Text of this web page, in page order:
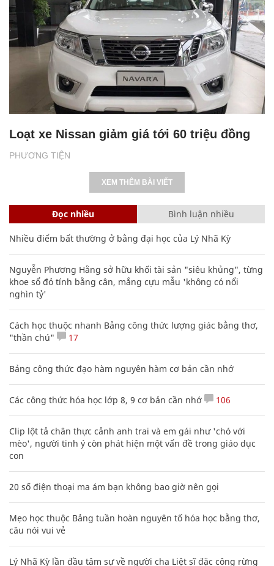
PHƯƠNG TIỆN
Loạt xe Nissan giảm giá tới 60 triệu đồng
XEM THÊM BÀI VIẾT
Đọc nhiều Bình luận nhiều
Nhiều điểm bất thường ở bằng đại học của Lý Nhã Kỳ
Nguyễn Phương Hằng sở hữu khối tài sản "siêu khủng", từng
khoe sổ đỏ tính bằng cân, mắng cựu mẫu 'không có nổi
nghìn tỷ'
Cách học thuộc nhanh Bảng công thức lượng giác bằng thơ,
"thần chú"
17
Bảng công thức đạo hàm nguyên hàm cơ bản cần nhớ
Các công thức hóa học lớp 8, 9 cơ bản cần nhớ 106
Clip lột tả chân thực cảnh anh trai và em gái như 'chó với
mèo', người tinh ý còn phát hiện một vấn đề trong giáo dục
con
20 số điện thoại ma ám bạn không bao giờ nên gọi
Mẹo học thuộc Bảng tuần hoàn nguyên tố hóa học bằng thơ,
câu nói vui vẻ
Lý Nhã Kỳ lần đầu tâm sự về người cha Liệt sĩ đặc công rừng